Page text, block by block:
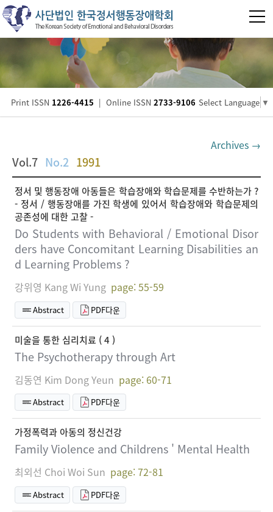
Print ISSN 1226-4415 | Online ISSN 2733-9106 Select Language ▼
Archives →
Vol.7 No.2 1991
정서 및 행동장애 아동들은 학습장애와 학습문제를 수반하는가 ?
- 정서 / 행동장애를 가진 학생에 있어서 학습장애와 학습문제의
공존성에 대한 고찰 -
Do Students with Behavioral / Emotional Disor
ders have Concomitant Learning Disabilities an
d Learning Problems ?
강위영 Kang Wi Yung page: 55-59
Abstract PDF다운
미술을 통한 심리치료 ( 4 )
The Psychotherapy through Art
김동연 Kim Dong Yeun page: 60-71
Abstract PDF다운
가정폭력과 아동의 정신건강
Family Violence and Childrens ' Mental Health
최외선 Choi Woi Sun page: 72-81
Abstract PDF다운